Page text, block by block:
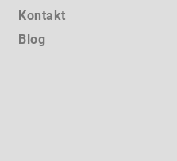
Kontakt
Blog